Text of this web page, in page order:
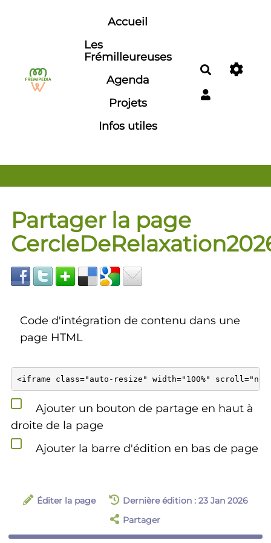
Aller au contenu principal
Accueil
Les
Frémilleureuses
Agenda
Projets
Infos utiles
Rechercher
Partager la page
Code d'intégration de contenu dans une
page HTML
Ajouter un bouton de partage en haut à
droite de la page
Ajouter la barre d'édition en bas de page
Éditer la page
Dernière édition : 23 Jan 2026
Partager